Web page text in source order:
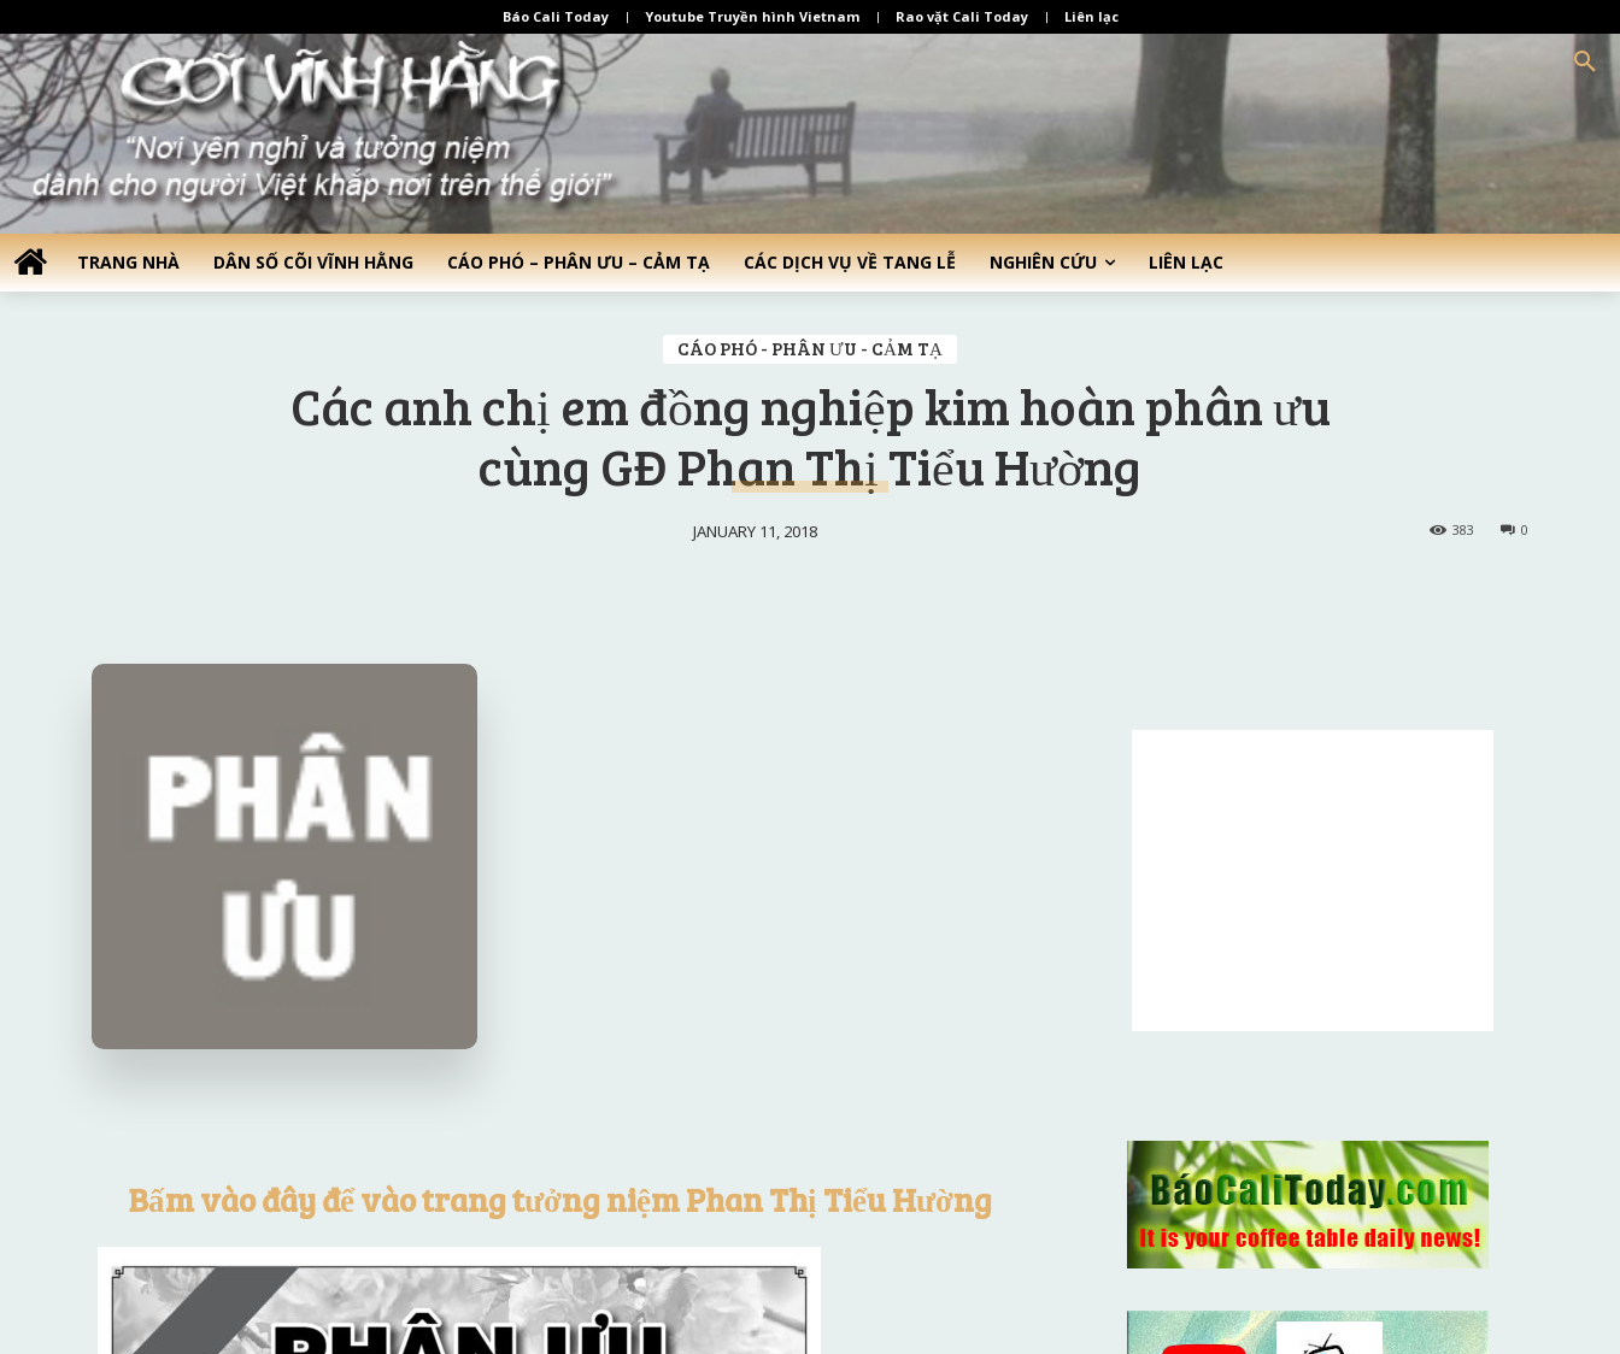
Báo Cali Today Youtube Truyền hình Vietnam Rao vặt Cali Today Liên lạc
TRANG NHÀ DÂN SỐ CÕI VĨNH HẰNG CÁO PHÓ – PHÂN ƯU – CẢM TẠ CÁC DỊCH VỤ VỀ TANG LỄ NGHIÊN CỨU LIÊN LẠC
CÁO PHÓ - PHÂN ƯU - CẢM TẠ
Các anh chị em đồng nghiệp kim hoàn phân ưu
cùng GĐ Phan Thị Tiểu Hường
JANUARY 11, 2018 0
383
Bấm vào đây để vào trang tưởng niệm Phan Thị Tiểu Hường